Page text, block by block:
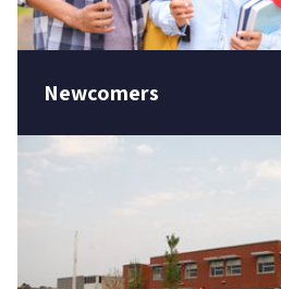
Newcomers